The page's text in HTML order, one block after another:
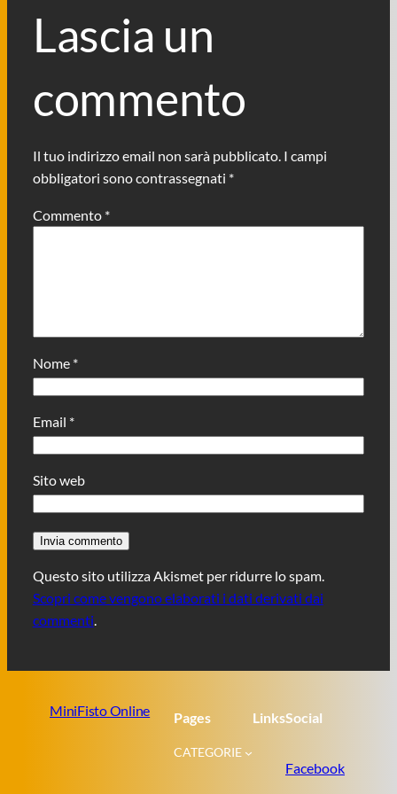
Lascia un
commento
Il tuo indirizzo email non sarà pubblicato. I campi
obbligatori sono contrassegnati *
Commento *
Nome *
Email *
Sito web
Questo sito utilizza Akismet per ridurre lo spam.
Scopri come vengono elaborati i dati derivati dai
commenti.
MiniFisto Online Pages
CATEGORIE
LinksSocial
Facebook